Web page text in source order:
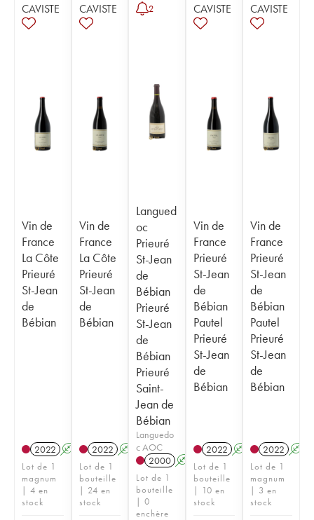
CAVISTE
Vin de
France
La Côte
Prieuré
St-Jean
de
Bébian
2022 A K
Lot de 1
magnum
| 4 en
stock
CAVISTE
Vin de
France
La Côte
Prieuré
St-Jean
de
Bébian
2022 A K
Lot de 1
bouteille
| 24 en
stock
2
Langued
oc
Prieuré
St-Jean
de
Bébian
Prieuré
St-Jean
de
Bébian
Prieuré
Saint-
Jean de
Bébian
Languedo
c AOC
2000 A K
Lot de 1
bouteille
| 0
enchère
CAVISTE
Vin de
France
Prieuré
St-Jean
de
Bébian
Pautel
Prieuré
St-Jean
de
Bébian
2022 A K
Lot de 1
bouteille
| 10 en
stock
CAVISTE
Vin de
France
Prieuré
St-Jean
de
Bébian
Pautel
Prieuré
St-Jean
de
Bébian
2022 A
Lot de 1
magnum
| 3 en
stock